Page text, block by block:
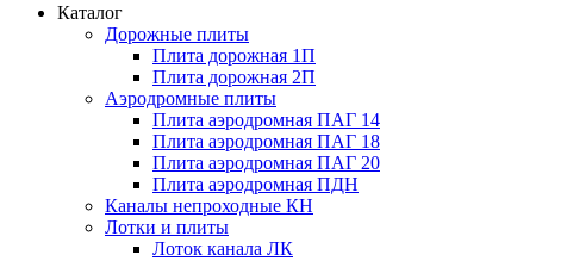
Каталог
Дорожные плиты
Плита дорожная 1П
Плита дорожная 2П
Аэродромные плиты
Плита аэродромная ПАГ 14
Плита аэродромная ПАГ 18
Плита аэродромная ПАГ 20
Плита аэродромная ПДН
Каналы непроходные КН
Лотки и плиты
Лоток канала ЛК